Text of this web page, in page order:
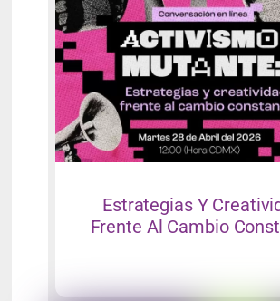
Estrategias Y
Frente Al Cambio